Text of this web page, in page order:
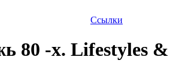
Ссылки
80 -х. Lifestyles